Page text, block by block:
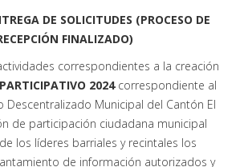
DE SOLICITUDES (PROCESO DE
FINALIZADO)
correspondientes a la creación
2024correspondiente al
Descentralizado Municipal del Cantón El
de participación ciudadana municipal
los líderes barriales y recintales los
de información autorizados y